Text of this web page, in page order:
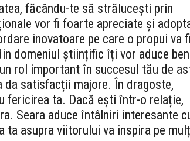
făcându-te să strălucești prin
vor fi foarte apreciate și
inovatoare pe care o propui va fi
domeniul științific îți vor aduce
rol important în succesul tău de
da satisfacții majore. În dragoste,
fericirea ta. Dacă ești într-o relație,
Seara aduce întâlniri interesante
ta asupra viitorului va inspira pe